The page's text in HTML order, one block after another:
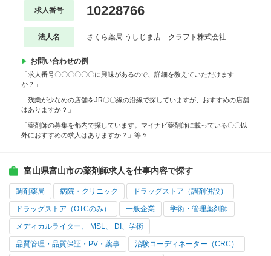
求人番号 10228766
法人名 さくら薬局 うしじま店 クラフト株式会社
お問い合わせの例
「求人番号〇〇〇〇〇〇に興味があるので、詳細を教えていただけます
か？」
「残業が少なめの店舗をJR〇〇線の沿線で探していますが、おすすめの店舗
はありますか？」
「薬剤師の募集を都内で探しています。マイナビ薬剤師に載っている〇〇以
外におすすめの求人はありますか？」等々
富山県富山市の薬剤師求人を仕事内容で探す
調剤薬局 病院・クリニック ドラッグストア（調剤併設）
ドラッグストア（OTCのみ） 一般企業 学術・管理薬剤師
メディカルライター、 MSL、 DI、学術
品質管理・品質保証・PV・薬事 治験コーディネーター（CRC）